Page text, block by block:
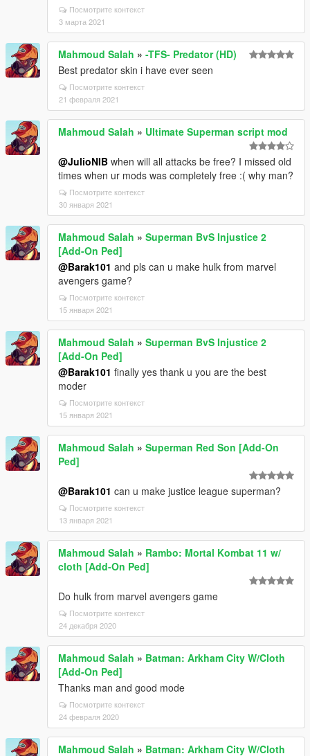
Посмотрите контекст
3 марта 2021
Mahmoud Salah » -TFS- Predator (HD)
Best predator skin i have ever seen
Посмотрите контекст
21 февраля 2021
Mahmoud Salah » Ultimate Superman script mod
@JulioNIB when will all attacks be free? I missed old
times when ur mods was completely free :( why man?
Посмотрите контекст
30 января 2021
Mahmoud Salah » Superman BvS Injustice 2
[Add-On Ped]
@Barak101 and pls can u make hulk from marvel
avengers game?
Посмотрите контекст
15 января 2021
Mahmoud Salah » Superman BvS Injustice 2
[Add-On Ped]
@Barak101 finally yes thank u you are the best
moder
Посмотрите контекст
15 января 2021
Mahmoud Salah » Superman Red Son [Add-On
Ped]
@Barak101 can u make justice league superman?
Посмотрите контекст
13 января 2021
Mahmoud Salah » Rambo: Mortal Kombat 11 w/
cloth [Add-On Ped]
Do hulk from marvel avengers game
Посмотрите контекст
24 декабря 2020
Mahmoud Salah » Batman: Arkham City W/Cloth
[Add-On Ped]
Thanks man and good mode
Посмотрите контекст
24 февраля 2020
Mahmoud Salah » Batman: Arkham City W/Cloth